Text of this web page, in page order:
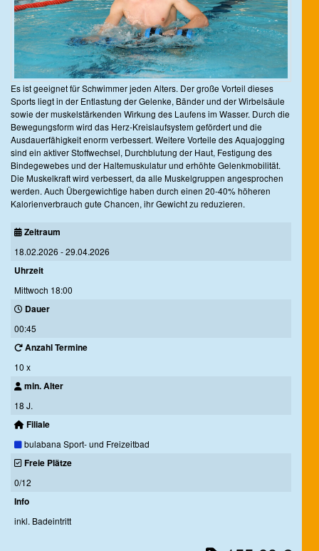
Es ist geeignet für Schwimmer jeden Alters. Der große Vorteil dieses
Sports liegt in der Entlastung der Gelenke, Bänder und der Wirbelsäule
sowie der muskelstärkenden Wirkung des Laufens im Wasser. Durch die
Bewegungsform wird das Herz-Kreislaufsystem gefördert und die
Ausdauerfähigkeit enorm verbessert. Weitere Vorteile des Aquajogging
sind ein aktiver Stoffwechsel, Durchblutung der Haut, Festigung des
Bindegewebes und der Haltemuskulatur und erhöhte Gelenkmobilität.
Die Muskelkraft wird verbessert, da alle Muskelgruppen angesprochen
werden. Auch Übergewichtige haben durch einen 20-40% höheren
Kalorienverbrauch gute Chancen, ihr Gewicht zu reduzieren.
Zeitraum
18.02.2026 - 29.04.2026
Uhrzeit
Mittwoch 18:00
Dauer
00:45
Anzahl Termine
10 x
min. Alter
18 J.
Filiale
bulabana Sport- und Freizeitbad
Freie Plätze
0/12
Info
inkl. Badeintritt